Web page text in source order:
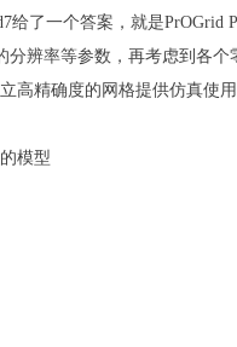
了一个答案，就是
辨率等参数，再考虑到各
高精确度的网格提供仿真使用
模型